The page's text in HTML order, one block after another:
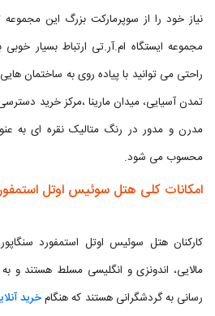
نیاز خود را از سوپرمارکت بزرگ این مجموعه
مجموعه ایستگاه ام.آر.تی ارتباط بسیار
راحتی می توانید با پیاده روی به ساختمان
تمدن آسیایی، میدان مارینا ،مرکز خرید
مدرن و مدور در رنگ متالیک نقره ای به
محسوب می شود.
امکانات کلی هتل سوئیس اوتل
کارکنان هتل سوئیس اوتل استمفورد
رسانی به گردشگرانی هستند که هنگامخرید